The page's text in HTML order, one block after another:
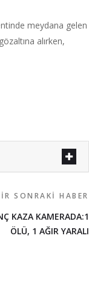
meydana gelen
alırken,
SONRAKI HABER
KAZA KAMERADA:1
ÖLÜ, 1 AĞIR YARALI